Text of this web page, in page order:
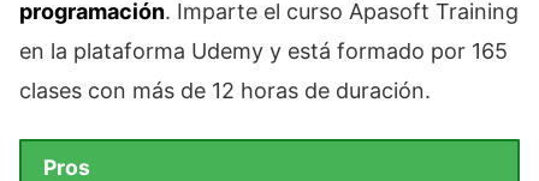
programación. Imparte el curso Apasoft Training
en la plataforma Udemy y está formado por 165
clases con más de 12 horas de duración.
Pros